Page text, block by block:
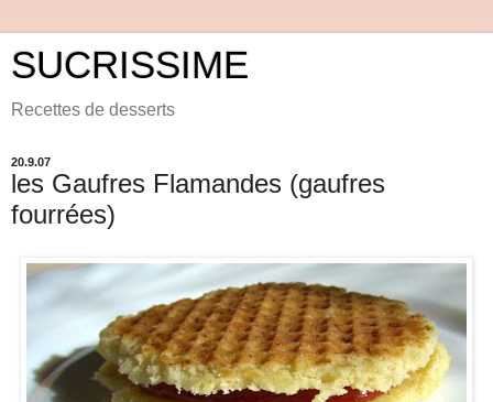
SUCRISSIME
Recettes de desserts
20.9.07
les Gaufres Flamandes (gaufres
fourrées)